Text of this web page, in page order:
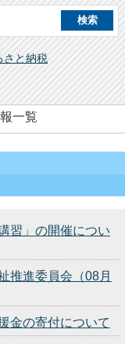
さと納税
一覧
習」の開催につい
推進委員会（08月
金の寄付について